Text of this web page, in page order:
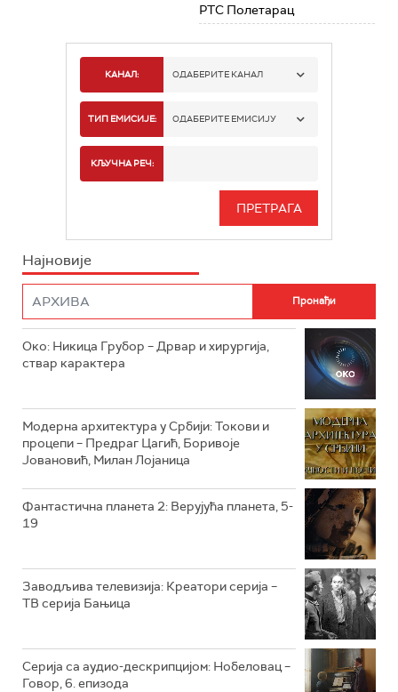
РТС Полетарац
КАНАЛ: ОДАБЕРИТЕ КАНАЛ
РТС 1
РТС 3
РТС ЖИВОТ
РТС КОЛО
ТИП ЕМИСИЈЕ: ОДАБЕРИТЕ ЕМИСИЈУ
ИНФО
КЉУЧНА РЕЧ:
Најновије
Око: Никица Грубор – Дрвар и хирургија,
ствар карактера
Модерна архитектура у Србији: Токови и
процепи – Предраг Цагић, Боривоје
Јовановић, Милан Лојаница
Фантастична планета 2: Верујућа планета, 5-
19
Заводљива телевизија: Креатори серија –
ТВ серија Бањица
Серија са аудио-дескрипцијом: Нобеловац –
Говор, 6. епизода